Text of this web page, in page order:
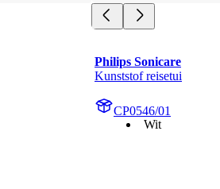
Philips Sonicare
Kunststof reisetui
CP0546/01
Wit